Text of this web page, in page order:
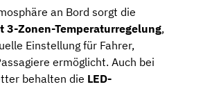
an Bord sorgt die
3-Zonen-Temperaturregelung,
Einstellung für Fahrer,
ermöglicht. Auch bei
behalten die LED-